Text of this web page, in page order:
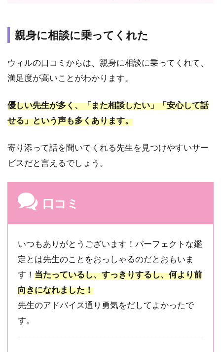
動修正
も得意
2.5
5
位：妙
鈴法先
コミ
レビュ
件｜話
しやす
い雰囲
い鑑定
が人気
2.6
6
宮一乃
先生｜
★4.99・
レビュ
件｜心
鑑定で
親身に相談に乗ってくれた
ウィルの口コミからは、親身に相談に乗ってくれて、
満足度が高いことがわかります。
優しい先生が多く、「また相談したい」「安心して話
せる」という声も多くあります。
寄り添って話を聞いてくれる先生を見つけやすいサー
ビスだと言えるでしょう。
口コミ
いつもありがとうございます！パーフェクトな鑑
定とは先生のことをおっしゃるのだとおもいま
す！ 当たっているし、すっきりするし、何より前
向きになれました！
先生のアドバイス通り勇気をだしてよかったで
す。